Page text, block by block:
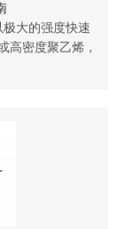
大的强度快速
高密度聚乙烯，